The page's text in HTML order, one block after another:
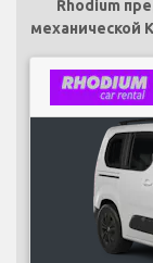
Rhodium
механической